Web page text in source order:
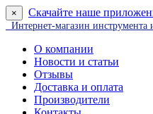
× Скачайте наше
Интернет-магазин инструмента
О компании
Новости и статьи
Отзывы
Доставка и оплата
Производители